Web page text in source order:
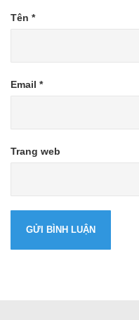
Tên *
Email *
Trang web